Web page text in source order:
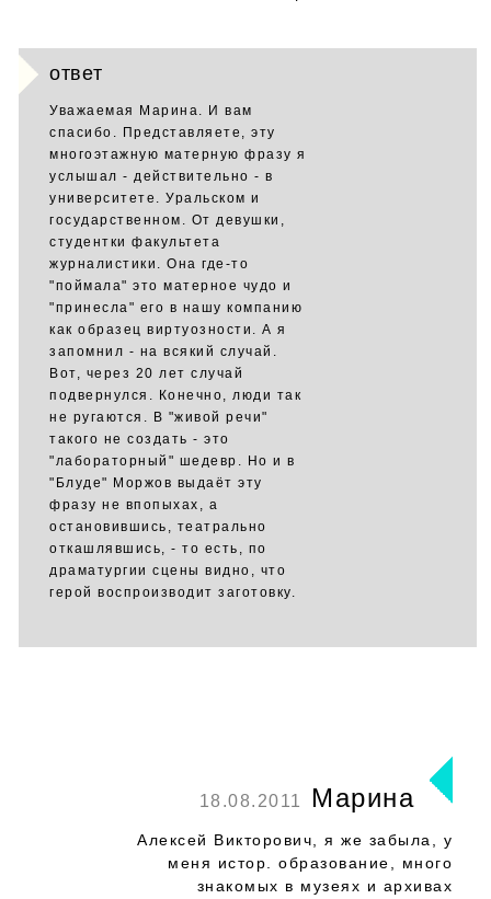
ответ
Уважаемая Марина. И вам
спасибо. Представляете, эту
многоэтажную матерную фразу я
услышал - действительно - в
университете. Уральском и
государственном. От девушки,
студентки факультета
журналистики. Она где-то
"поймала" это матерное чудо и
"принесла" его в нашу компанию
как образец виртуозности. А я
запомнил - на всякий случай.
Вот, через 20 лет случай
подвернулся. Конечно, люди так
не ругаются. В "живой речи"
такого не создать - это
"лабораторный" шедевр. Но и в
"Блуде" Моржов выдаёт эту
фразу не впопыхах, а
остановившись, театрально
откашлявшись, - то есть, по
драматургии сцены видно, что
герой воспроизводит заготовку.
18.08.2011 Марина
Алексей Викторович, я же забыла, у
меня истор. образование, много
знакомых в музеях и архивах